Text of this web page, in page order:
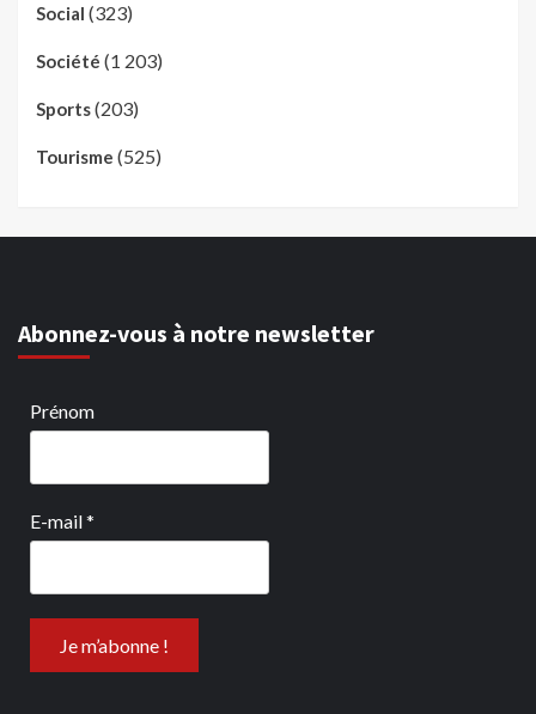
Social (323)
Société (1 203)
Sports(203)
Tourisme (525)
Abonnez-vous à notre newsletter
Prénom
E-mail*